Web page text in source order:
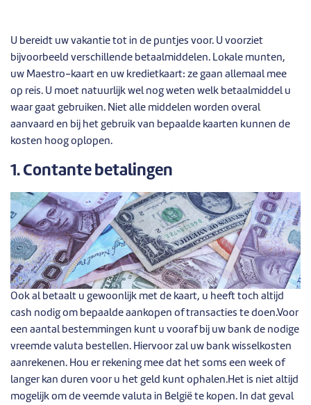
U bereidt uw vakantie tot in de puntjes voor. U voorziet
bijvoorbeeld verschillende betaalmiddelen. Lokale munten,
uw Maestro-kaart en uw kredietkaart: ze gaan allemaal mee
op reis. U moet natuurlijk wel nog weten welk betaalmiddel u
waar gaat gebruiken. Niet alle middelen worden overal
aanvaard en bij het gebruik van bepaalde kaarten kunnen de
kosten hoog oplopen.
1. Contante betalingen
Ook al betaalt u gewoonlijk met de kaart, u heeft toch altijd
cash nodig om bepaalde aankopen of transacties te doen.Voor
een aantal bestemmingen kunt u vooraf bij uw bank de nodige
vreemde valuta bestellen. Hiervoor zal uw bank wisselkosten
aanrekenen. Hou er rekening mee dat het soms een week of
langer kan duren voor u het geld kunt ophalen.Het is niet altijd
mogelijk om de veemde valuta in België te kopen. In dat geval